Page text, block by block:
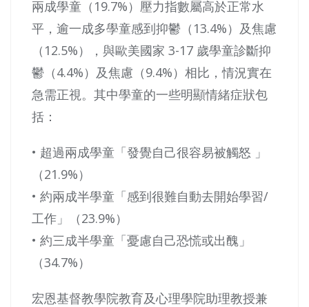
兩成學童（19.7%）壓力指數屬高於正常水
平，逾⼀成多學童感到抑鬱（13.4%）及焦慮
（12.5%），與歐美國家 3-17 歲學童診斷抑
鬱（4.4%）及焦慮（9.4%）相比，情況實在
急需正視。其中學童的⼀些明顯情緒症狀包
括：
• 超過兩成學童「發覺自己很容易被觸怒 」
（21.9%）
• 約兩成半學童「感到很難自動去開始學習/
工作」（23.9%）
• 約三成半學童「憂慮自己恐慌或出醜」
（34.7%）
宏恩基督教學院教育及心理學院助理教授兼